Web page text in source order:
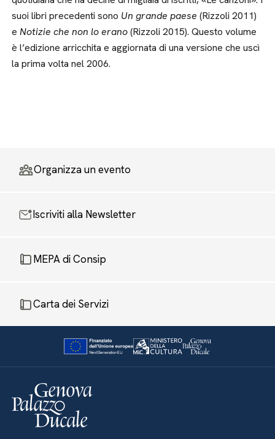
suoi libri precedenti sono Un grande paese (Rizzoli 2011)
eNotizie che non lo erano(Rizzoli 2015). Questo volume
è l’edizione arricchita e aggiornata di una versione che uscì
la prima volta nel 2006.
Organizza un evento
Iscriviti alla Newsletter
MEPA di Consip
Carta dei Servizi